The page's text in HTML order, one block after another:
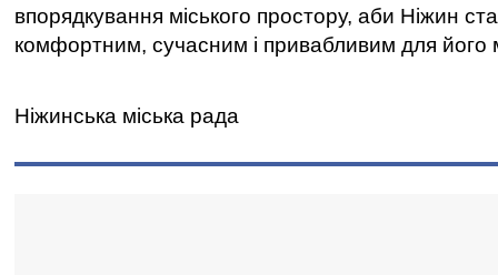
впорядкування міського простору, аби Ніжин
комфортним, сучасним і привабливим для його
Ніжинська міська рада